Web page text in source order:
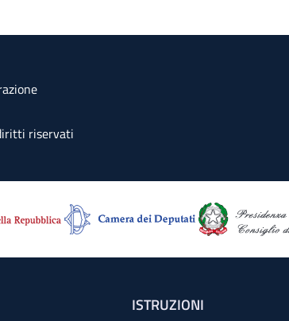
riservati
ISTRUZIONI